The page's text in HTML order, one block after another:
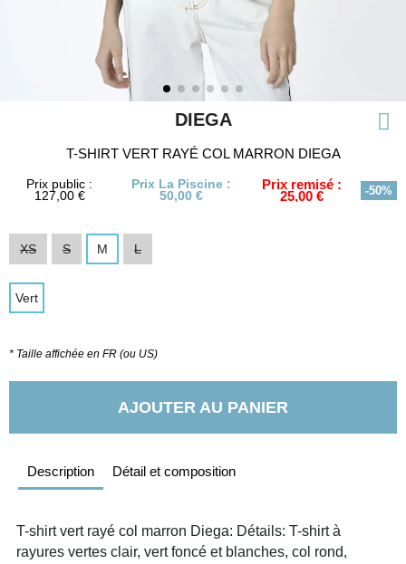
DIEGA
T-SHIRT VERT RAYÉ COL MARRON DIEGA
Prix public :
127,00 €
Prix La Piscine :
50,00 €
Prix remisé :
25,00 € -50%
XS S M L
Vert
* Taille affichée en FR (ou US)
AJOUTER AU PANIER
Description Détail et composition
T-shirt vert rayé col marron Diega: Détails: T-shirt à
rayures vertes clair, vert foncé et blanches, col rond,